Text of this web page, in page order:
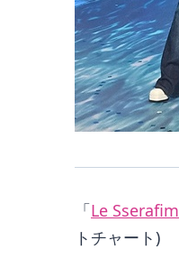
「Le Sserafim
トチャート)